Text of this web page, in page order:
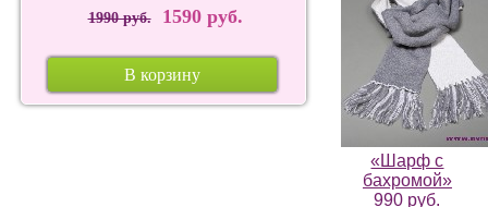
1990 руб.1590 руб.
В корзину
«Шарф с
бахромой»
990 руб.